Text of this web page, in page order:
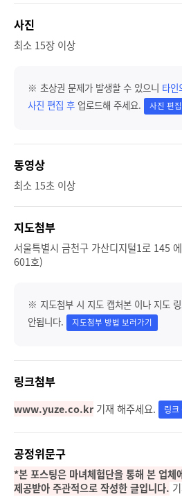
사진
최소 15장 이상
※ 초상권 문제가 발생할 수 있으니 타인
사진 편집 후 업로드해 주세요. 사진 편
동영상
최소 15초 이상
지도첨부
서울특별시 금천구 가산디지털1로 145
601호)
※ 지도첨부 시 지도 캡처본 이나 지도
안됩니다.
지도첨부 방법 보러가기
링크첨부
www.yuze.co.kr기재 해주세요. 링크
공정위문구
*본 포스팅은 마녀체험단을 통해 본 업체
제공받아 주관적으로 작성한 글입니다.